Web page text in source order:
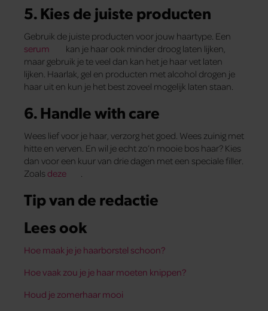
5. Kies de juiste producten
Gebruik de juiste producten voor jouw haartype. Een
serum
kan je haar ook minder droog laten lijken,
maar gebruik je te veel dan kan het je haar vet laten
lijken. Haarlak, gel en producten met alcohol drogen je
haar uit en kun je het best zoveel mogelijk laten staan.
6. Handle with care
Wees lief voor je haar, verzorg het goed. Wees zuinig met
hitte en verven. En wil je echt zo’n mooie bos haar? Kies
dan voor een kuur van drie dagen met een speciale filler.
Zoalsdeze .
Tip van de redactie
Lees ook
Hoe maak je je haarborstel schoon?
Hoe vaak zou je je haar moeten knippen?
Houd je zomerhaar mooi